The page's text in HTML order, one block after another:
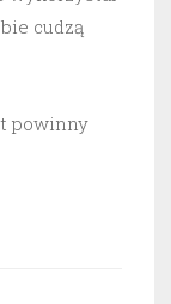
cudzą
powinny